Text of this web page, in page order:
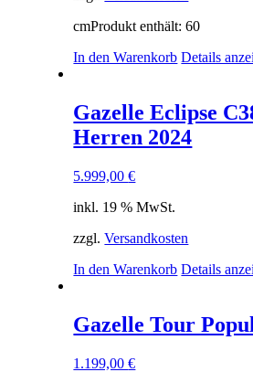
werden
Produkt enthält: 60
cm
In den Warenkorb Details
Gazelle Eclipse
Herren 2024
5.999,00€
inkl. 19 % MwSt.
zzgl.Versandkosten
In den Warenkorb Details
Gazelle Tour
1.199,00€